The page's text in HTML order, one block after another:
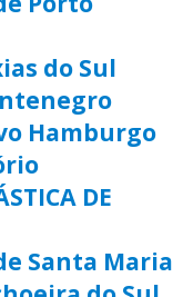
do Sul
Hamburgo
DE
Santa Maria